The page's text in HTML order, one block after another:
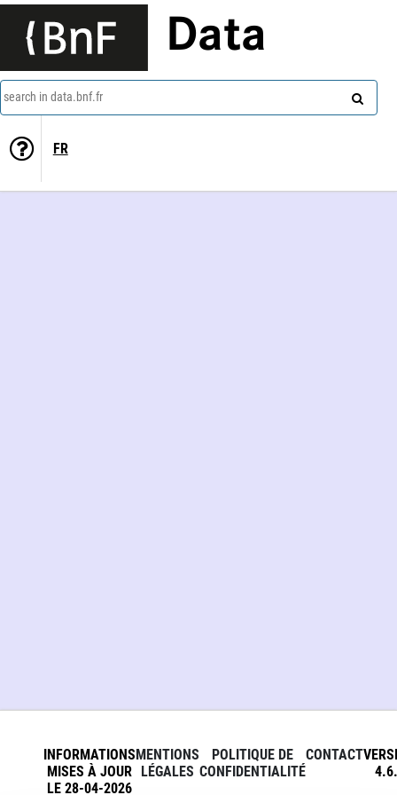
Data
search in data.bnf.fr
FR
INFORMATIONS
MISES À JOUR
LE 28-04-2026
MENTIONS
LÉGALES
POLITIQUE DE
CONFIDENTIALITÉ
CONTACT